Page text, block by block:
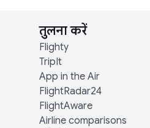
तुलना करें
Flighty
TripIt
App in the Air
FlightRadar24
FlightAware
Airline comparisons